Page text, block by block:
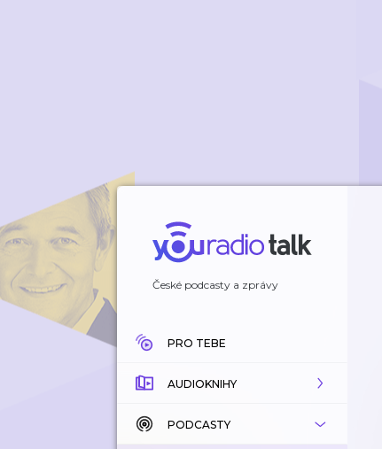
České podcasty a zprávy
PRO TEBE
AUDIOKNIHY
KATALOG
PODCASTY